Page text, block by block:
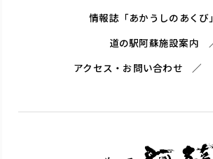
情報誌「あかうしのあくび」
道の駅阿蘇施設案内
アクセス・お問い合わせ